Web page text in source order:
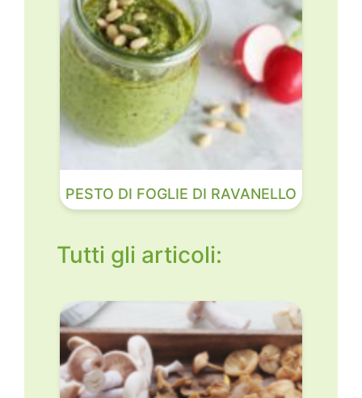
PESTO DI FOGLIE DI RAVANELLO
Tutti gli articoli: